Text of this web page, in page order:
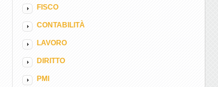
FISCO
CONTABILITÀ
LAVORO
DIRITTO
PMI